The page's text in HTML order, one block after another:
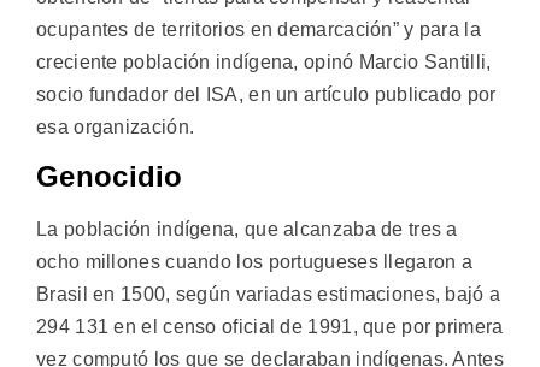
ocupantes de territorios en demarcación” y para la
creciente población indígena, opinó Marcio Santilli,
socio fundador del ISA, en un artículo publicado por
esa organización.
Genocidio
La población indígena, que alcanzaba de tres a
ocho millones cuando los portugueses llegaron a
Brasil en 1500, según variadas estimaciones, bajó a
294 131 en el censo oficial de 1991, que por primera
vez computó los que se declaraban indígenas. Antes